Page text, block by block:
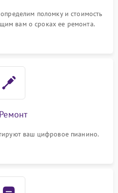
поломку и стоимость
вам о сроках ее ремонта.
ваш цифровое пианино.